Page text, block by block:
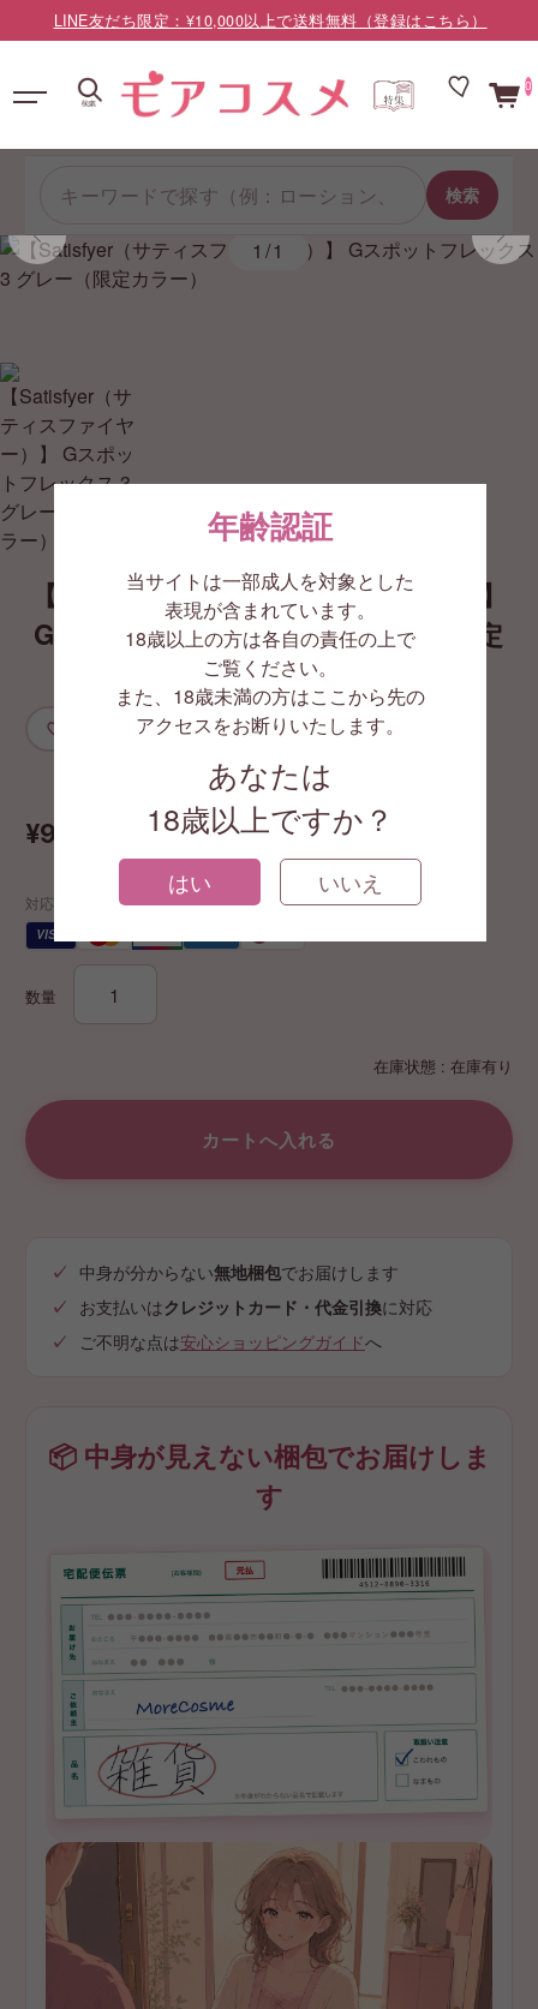
0
年齢認証
当サイトは一部成人を対象とした
表現が含まれています。
18歳以上の方は各自の責任の上で
ご覧ください。
また、18歳未満の方はここから先の
アクセスをお断りいたします。
あなたは
18歳以上ですか？
はい いいえ
検索
1/1
【Satisfyer（サティスファイヤー）】
Gスポットフレックス 3 グレー（限定
カラー）
お気に入りに追加
GA5574
在庫状態 : 在庫有り
¥9,130
対応する支払い方法
VISA
数量
中身が分からない無地梱包でお届けします
お支払いはクレジットカード・代金引換に対応
ご不明な点は安心ショッピングガイドへ
📦 中身が見えない梱包でお届けしま
す
LINE友だち限定：¥10,000以上で送料無料（登録はこちら）